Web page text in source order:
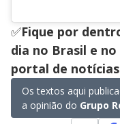
✅Fique por
dia no Brasil e no
portal de
Os textos aqui
a opinião do Grupo